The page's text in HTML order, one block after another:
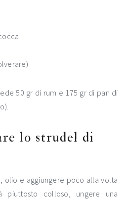
50 gr di rum e 175 gr di pan di
lo strudel di
olio e aggiungere poco alla volta
piuttosto colloso, ungere una